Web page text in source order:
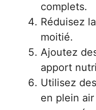
complets.
Réduisez
moitié.
Ajoutez
apport
Utilisez
en plein